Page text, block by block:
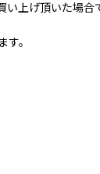
上げ頂いた場合
。